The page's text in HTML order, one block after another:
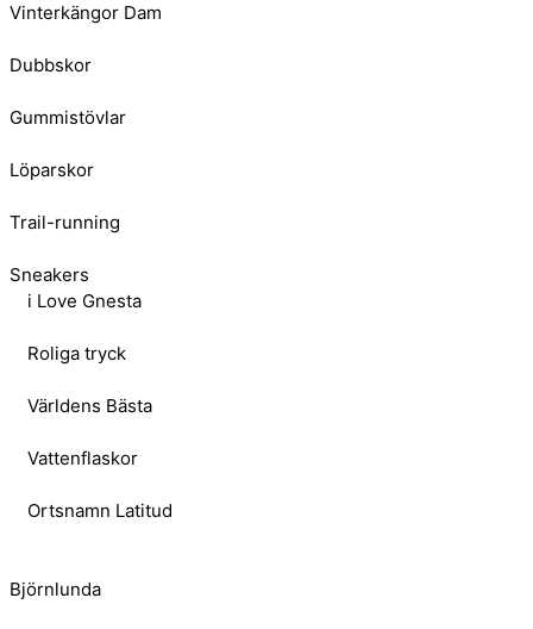
Vinterkängor Dam
Dubbskor
Gummistövlar
Löparskor
Trail-running
Sneakers
i Love Gnesta
Roliga tryck
Världens Bästa
Vattenflaskor
Ortsnamn Latitud
Björnlunda